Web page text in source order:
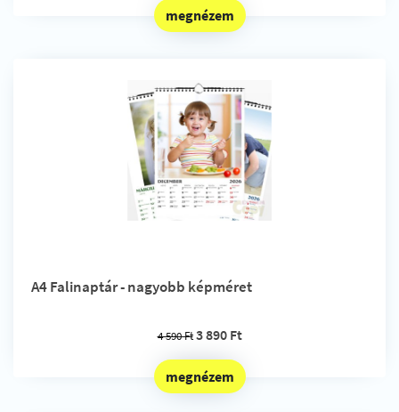
megnézem
A4 Falinaptár - nagyobb képméret
4 590 Ft 3 890 Ft
megnézem